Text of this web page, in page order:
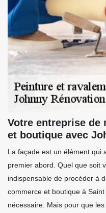
Votre entreprise de
et boutique avec
La façade est un élément qui
premier abord. Quel que soit
indispensable de procéder à
commerce et boutique à
nécessaire. Mais pour que